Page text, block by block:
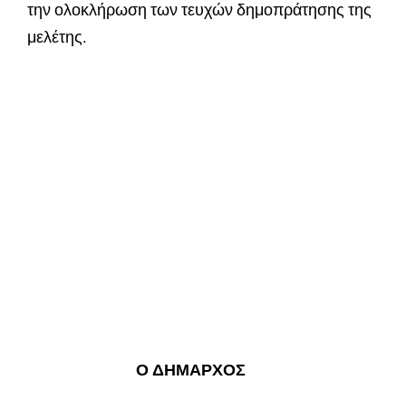
την ολοκλήρωση των τευχών δημοπράτησης της
μελέτης.
Ο ΔΗΜΑΡΧΟΣ